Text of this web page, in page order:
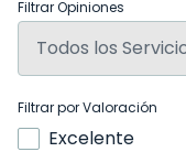
Filtrar Opiniones
Filtrar por Valoración
Excelente